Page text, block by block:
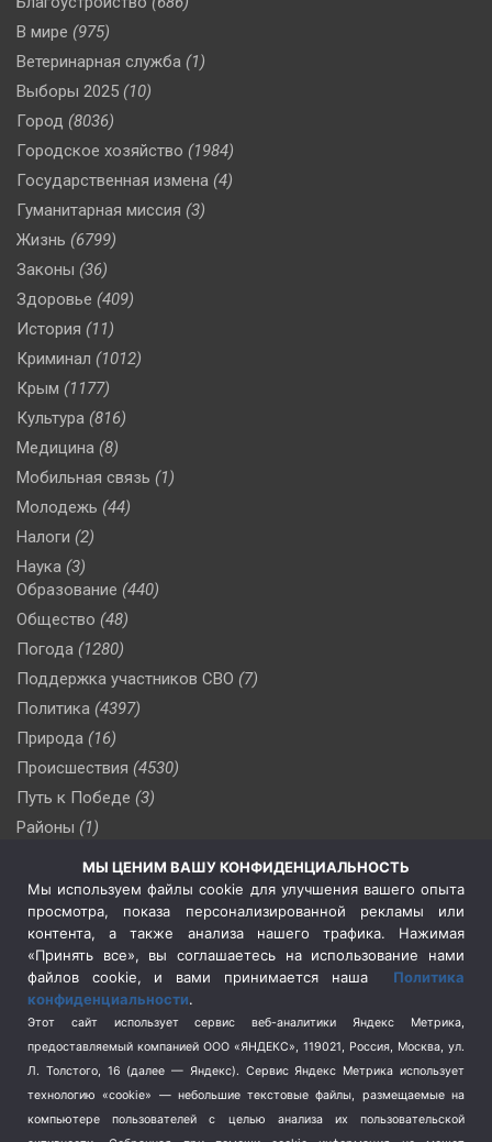
В мире (975)
Ветеринарная служба (1)
Выборы 2025 (10)
Город (8036)
Городское хозяйство (1984)
Государственная измена (4)
Гуманитарная миссия (3)
Жизнь (6799)
Законы (36)
Здоровье (409)
История (11)
Криминал (1012)
Крым (1177)
Культура (816)
Медицина (8)
Мобильная связь (1)
Молодежь (44)
Налоги (2)
Наука (3)
Образование (440)
Общество (48)
Погода (1280)
Поддержка участников СВО (7)
Политика (4397)
Природа (16)
Происшествия (4530)
Путь к Победе (3)
Районы (1)
Сельское хозяйство (3)
Социальная политика
(3)
Спецоперация в Украине
Спецоперация на Украине
(404)
Спорт (740)
Терроризм (1)
Транспорт (262)
Туризм (178)
МЫ ЦЕНИМ ВАШУ КОНФИДЕНЦИАЛЬНОСТЬ
Мы используем файлы cookie для улучшения вашего опыта
просмотра, показа персонализированной рекламы или
контента, а также анализа нашего трафика. Нажимая
«Принять все», вы соглашаетесь на использование нами
файлов cookie, и вами принимается наша Политика
конфиденциальности.
Этот сайт использует сервис веб-аналитики Яндекс Метрика,
предоставляемый компанией ООО «ЯНДЕКС», 119021, Россия, Москва, ул.
Л. Толстого, 16 (далее — Яндекс). Сервис Яндекс Метрика использует
технологию «cookie» — небольшие текстовые файлы, размещаемые на
компьютере пользователей с целью анализа их пользовательской